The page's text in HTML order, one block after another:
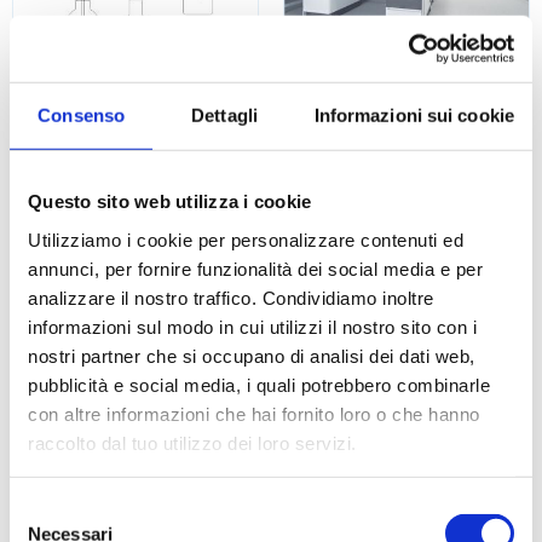
Consenso Dettagli Informazioni sui cookie
Questo sito web utilizza i cookie
Utilizziamo i cookie per personalizzare contenuti ed
annunci, per fornire funzionalità dei social media e per
analizzare il nostro traffico. Condividiamo inoltre
informazioni sul modo in cui utilizzi il nostro sito con i
nostri partner che si occupano di analisi dei dati web,
pubblicità e social media, i quali potrebbero combinarle
con altre informazioni che hai fornito loro o che hanno
raccolto dal tuo utilizzo dei loro servizi.
delNecessari
nei vini
Buono manutenzione
pipette
Calcimetro di de Astis
Paginazione
Page Page
6